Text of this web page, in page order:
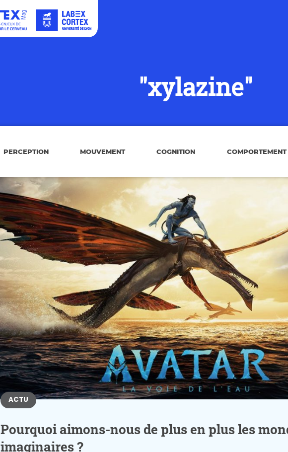
"xylazine"
PERCEPTION MOUVEMENT COGNITION COMPORTEMENT
ACTU
Pourquoi aimons-nous de plus en plus les
imaginaires ?